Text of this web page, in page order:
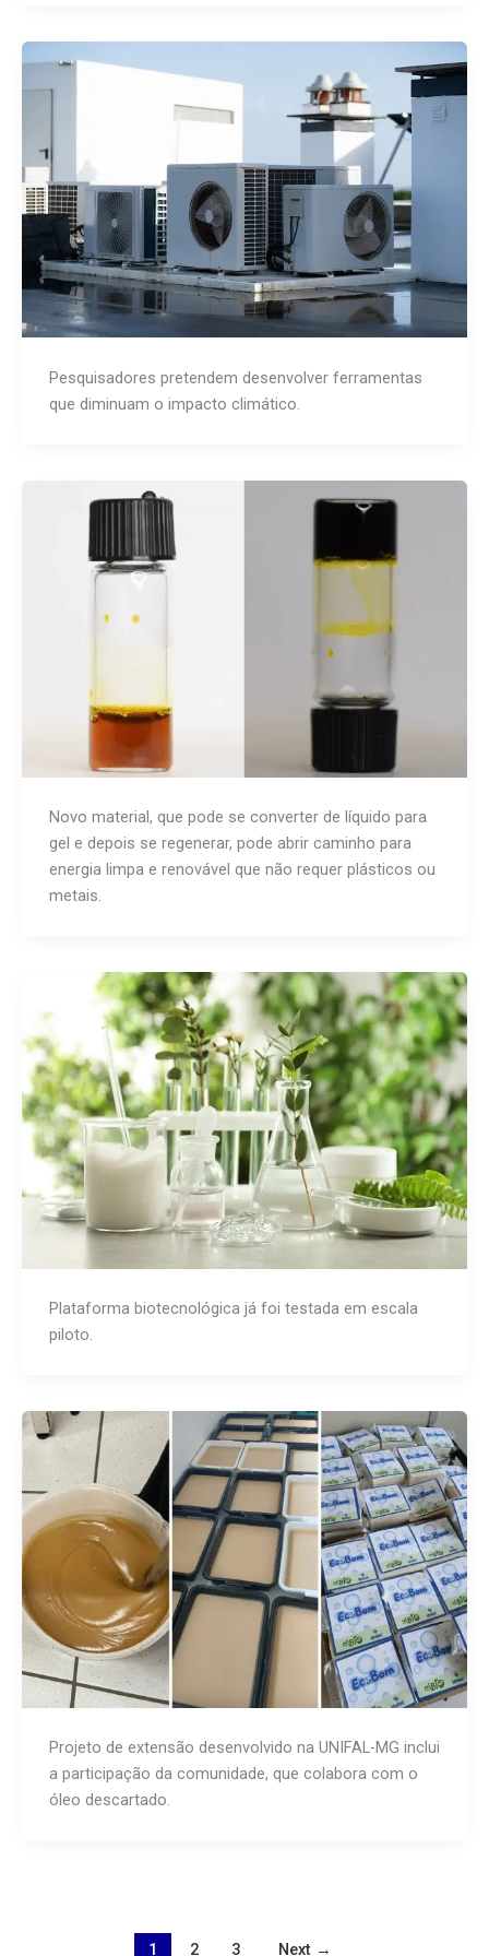
Pesquisadores pretendem desenvolver ferramentas
que diminuam o impacto climático.
Novo material, que pode se converter de líquido para
gel e depois se regenerar, pode abrir caminho para
energia limpa e renovável que não requer plásticos ou
metais.
Plataforma biotecnológica já foi testada em escala
piloto.
Projeto de extensão desenvolvido na UNIFAL-MG inclui
a participação da comunidade, que colabora com o
óleo descartado.
1 2 3 Next →